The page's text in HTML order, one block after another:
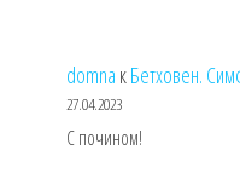
domna кБетховен.
27.04.2023
С почином!